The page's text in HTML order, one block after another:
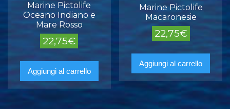
Marine Pictolife
Oceano Indiano e
Mare Rosso
22,75€
Aggiungi al carrello
Marine Pictolife
Macaronesie
22,75€
Aggiungi al carrello